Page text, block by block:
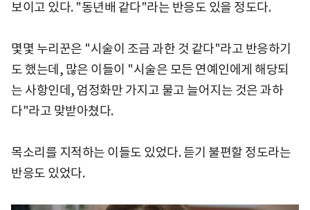
보이고 있다. "동년배 같다"라는 반응도 있을 정도다.
몇몇 누리꾼은 "시술이 조금 과한 것 같다"라고 반응하기
도 했는데, 많은 이들이 "시술은 모든 연예인에게 해당되
는 사항인데, 엄정화만 가지고 물고 늘어지는 것은 과하
다"라고 맞받아쳤다.
목소리를 지적하는 이들도 있었다. 듣기 불편할 정도라는
반응도 있었다.